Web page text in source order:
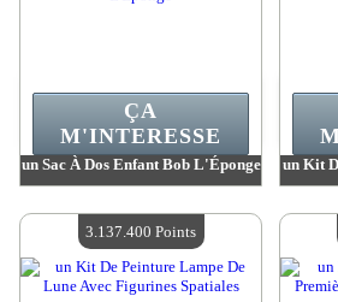
un Sac À Dos Enfant Bob L'Éponge
Quantité Disponible :4
ÇA
M'INTERESSE
un Kit
3.137.400 Points